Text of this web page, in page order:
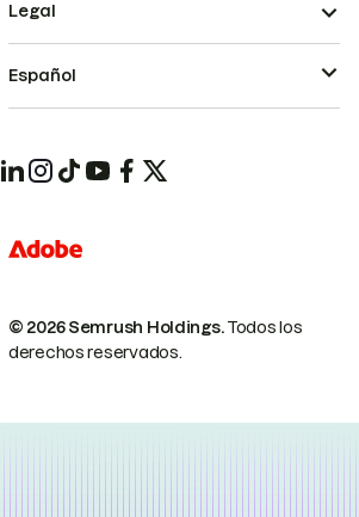
© 2026 Semrush Holdings.Todos los
derechos reservados.
Legal
Español